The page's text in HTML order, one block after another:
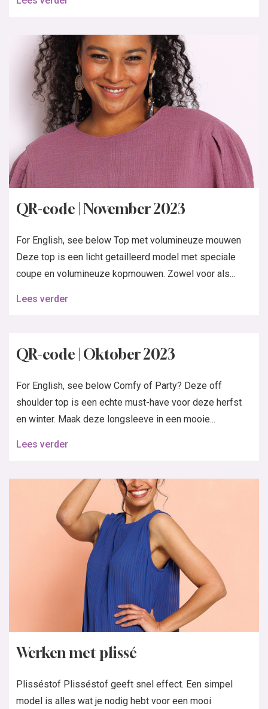
QR-code | November 2023
For English, see below Top met volumineuze mouwen
Deze top is een licht getailleerd model met speciale
coupe en volumineuze kopmouwen. Zowel voor als...
Lees verder
QR-code | Oktober 2023
For English, see below Comfy of Party? Deze off
shoulder top is een echte must-have voor deze herfst
en winter. Maak deze longsleeve in een mooie...
Lees verder
Werken met plissé
Plisséstof Plisséstof geeft snel effect. Een simpel
model is alles wat je nodig hebt voor een mooi